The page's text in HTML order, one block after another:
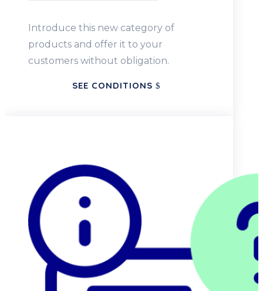
Introduce this new category of
products and offer it to your
customers without obligation.
SEE CONDITIONS